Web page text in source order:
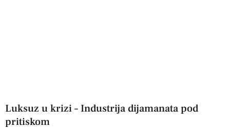
Luksuz u krizi – Industrija dijamanata pod
pritiskom